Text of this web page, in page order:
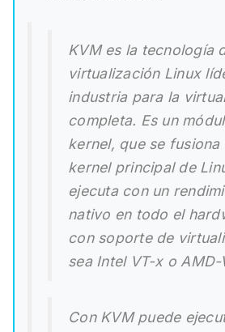
KVM es la tecnología
virtualización Linux
industria para la
completa. Es un
kernel, que se fusiona
kernel principal de
ejecuta con un
nativo en todo el
con soporte de
sea Intel VT-x o AMD-
Con KVM puede